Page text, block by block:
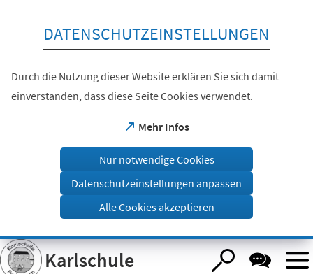
Visuelle
Assistenzsoftware
öffnen.
DATENSCHUTZEINSTELLUNGEN
Durch die Nutzung dieser Website erklären Sie sich damit
einverstanden, dass diese Seite Cookies verwendet.
Mehr Infos
(Öffnet
einem
Tab)
Nur notwendige Cookies
Datenschutzeinstellungen anpassen
Alle Cookies akzeptieren
Karlschule